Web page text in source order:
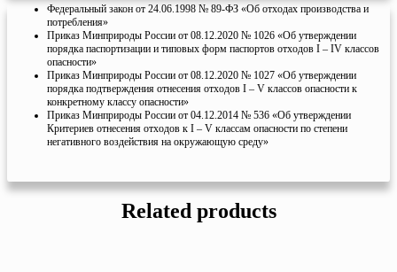
Федеральный закон от 24.06.1998 № 89-ФЗ «Об отходах производства и
потребления»
Приказ Минприроды России от 08.12.2020 № 1026 «Об утверждении
порядка паспортизации и типовых форм паспортов отходов I – IV классов
опасности»
Приказ Минприроды России от 08.12.2020 № 1027 «Об утверждении
порядка подтверждения отнесения отходов I – V классов опасности к
конкретному классу опасности»
Приказ Минприроды России от 04.12.2014 № 536 «Об утверждении
Критериев отнесения отходов к I – V классам опасности по степени
негативного воздействия на окружающую среду»
Related products